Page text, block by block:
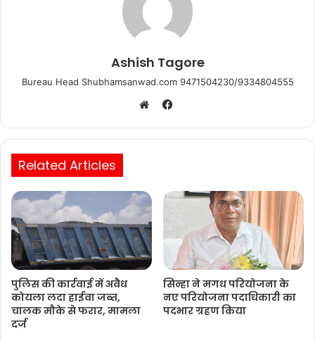
Ashish Tagore
Bureau Head Shubhamsanwad.com 9471504230/9334804555
Facebook
Related Articles
पुलिस की कार्रवाई में अवैध
कोयला लदा हाईवा जब्त,
चालक मौके से फरार, मामला
दर्ज
सिन्हा ने मगध परियोजना के
नए परियोजना पदाधिकारी का
पदभार ग्रहण किया